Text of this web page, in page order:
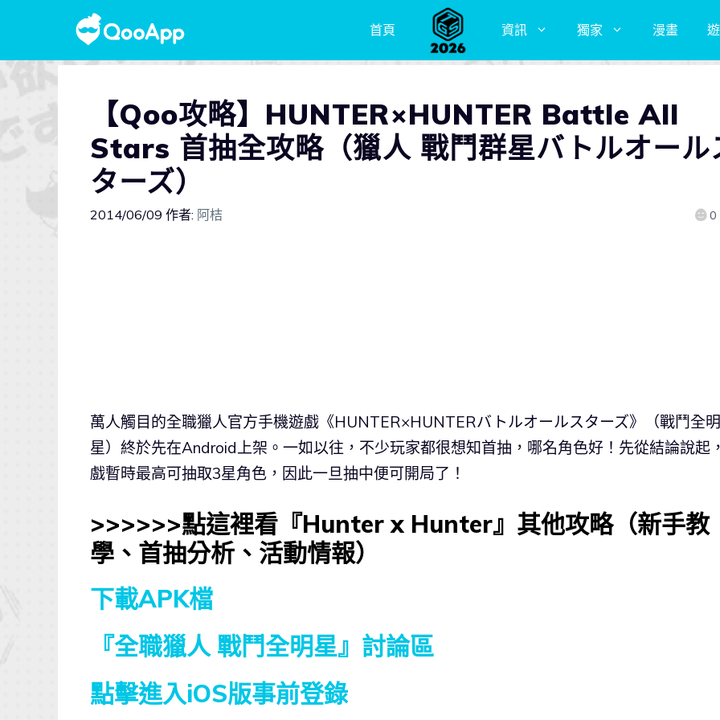
首頁 資訊 獨家 漫畫
【Qoo攻略】HUNTER×HUNTER Battle All
Stars 首抽全攻略（獵人 戰鬥群星バトルオール
ターズ）
2014/06/09 作者: 阿桔 0
萬人觸目的全職獵人官方手機遊戲《HUNTER×HUNTERバトルオールスターズ》（戰鬥全明
星）終於先在Android上架。一如以往，不少玩家都很想知首抽，哪名角色好！先從結論說起
戲暫時最高可抽取3星角色，因此一旦抽中便可開局了！
>>>>>>點這裡看『Hunter x Hunter』其他攻略（新手教
學、首抽分析、活動情報）
下載APK檔
『全職獵人 戰鬥全明星』討論區
點擊進入iOS版事前登錄